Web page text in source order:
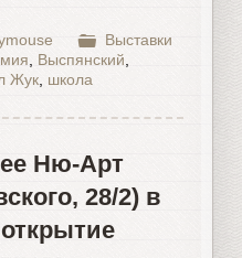
Выставки
Выспянский
Жук, школа
Ню-Арт
28/2) в